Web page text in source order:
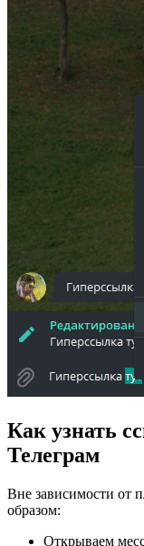
Как узнать
Телеграм
Вне зависимости от
образом:
Открываем